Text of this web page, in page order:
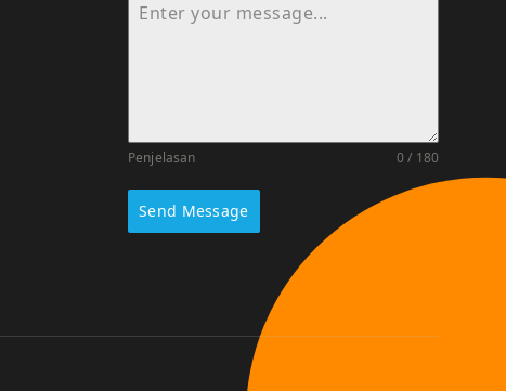
Penjelasan 0 / 180
Send Message